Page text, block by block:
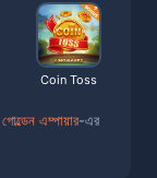
Coin Toss
গোল্ডেন এম্পায়ার-এর